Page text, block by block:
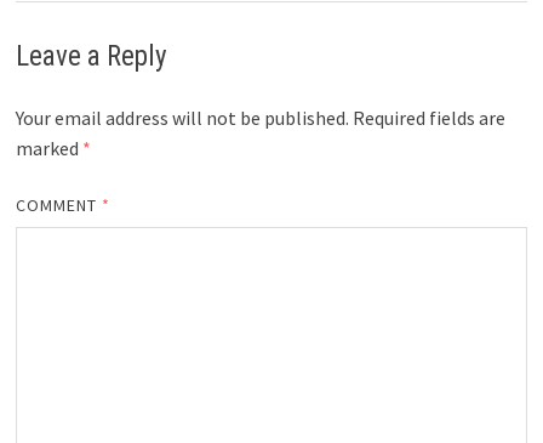
Leave a Reply
Your email address will not be published. Required fields are
marked *
COMMENT *